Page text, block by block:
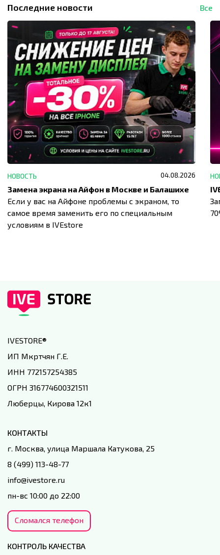
Последние новости Все
НОВОСТЬ 04.08.2026
Замена экрана на Айфон в Москве и Балашихе
Если у вас на Айфоне проблемы с экраном, то
самое время заменить его по специальным
условиям в IVEstore
IVESTORE®
ИП Мкртчян Г.Е.
ИНН 772157254385
ОГРН 316774600321511
Люберцы, Кирова 12к1
КОНТАКТЫ
г. Москва, улица Маршала Катукова, 25
8 (499) 113-48-77
info@ivestore.ru
пн-вс 10:00 до 22:00
Сломался телефон
КОНТРОЛЬ КАЧЕСТВА